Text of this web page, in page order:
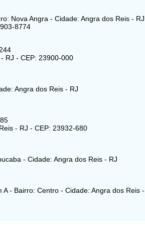
Nova Angra - Cidade: Angra dos Reis - RJ
8774
RJ - CEP: 23900-000
Angra dos Reis - RJ
- RJ - CEP: 23932-680
- Cidade: Angra dos Reis - RJ
- Bairro: Centro - Cidade: Angra dos Reis -